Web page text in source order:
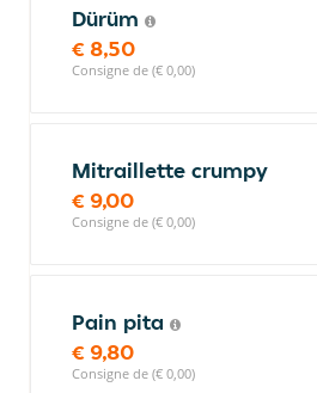
Dürüm
€ 8,50
Consigne de (€ 0,00)
Mitraillette crumpy
€ 9,00
Consigne de (€ 0,00)
Pain pita
€ 9,80
Consigne de (€ 0,00)